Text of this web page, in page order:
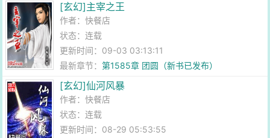
[玄幻]主宰之王
作者：快餐店
状态：连载
更新时间：09-03 03:13:11
最新章节：第1585章 团圆（新书已发布）
[玄幻]仙河风暴
作者：快餐店
状态：连载
更新时间：08-29 05:53:55